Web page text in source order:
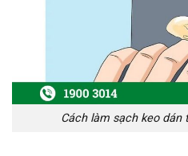
Cách làm sạch keo dán